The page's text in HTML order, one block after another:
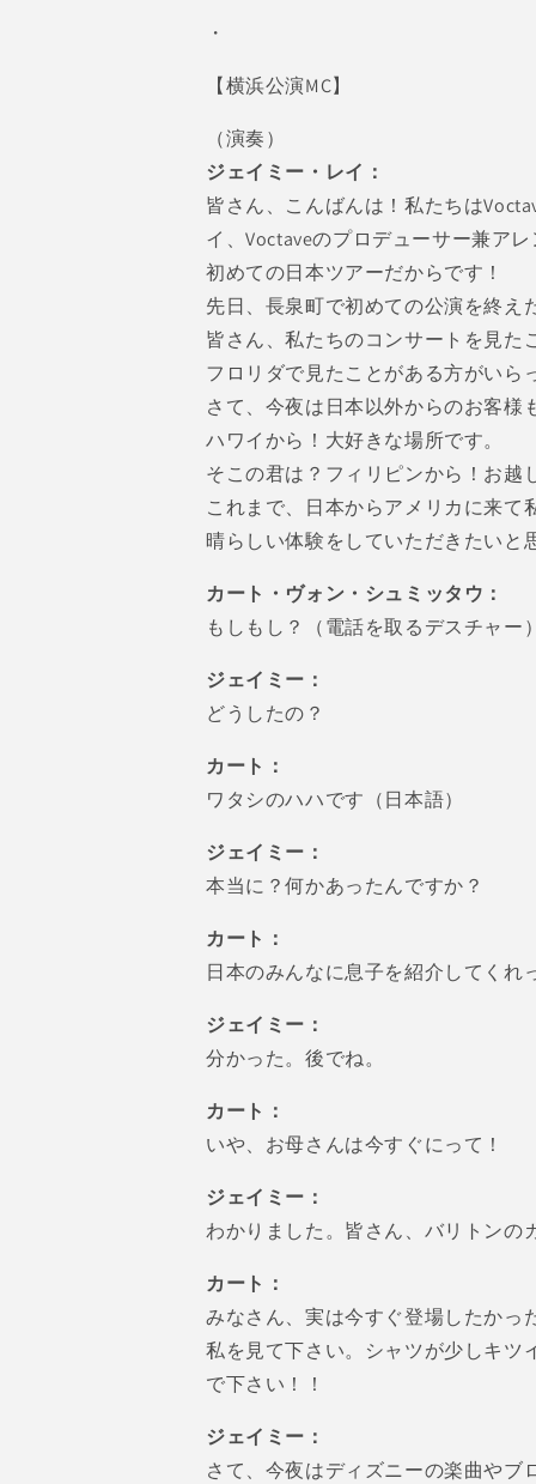
・
【横浜公演MC】
（演奏）
ジェイミー・レイ：
皆さん、こんばんは！私たちは
イ、Voctaveのプロデューサー兼ア
初めての日本ツアーだからです！
先日、長泉町で初めての公演を終
皆さん、私たちのコンサートを見た
フロリダで見たことがある方がい
さて、今夜は日本以外からのお客様
ハワイから！大好きな場所です。
そこの君は？フィリピンから！お越
これまで、日本からアメリカに来
晴らしい体験をしていただきたい
カート・ヴォン・シュミッタウ：
もしもし？（電話を取るデスチャー
ジェイミー：
どうしたの？
カート：
ワタシのハハです（日本語）
ジェイミー：
本当に？何かあったんですか？
カート：
日本のみんなに息子を紹介してくれ
ジェイミー：
分かった。後でね。
カート：
いや、お母さんは今すぐにって！
ジェイミー：
わかりました。皆さん、バリトンの
カート：
みなさん、実は今すぐ登場したかっ
私を見て下さい。シャツが少しキツ
で下さい！！
ジェイミー：
さて、今夜はディズニーの楽曲や